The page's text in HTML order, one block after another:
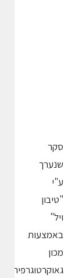
סקר
שנערך
ע"י
"טיבון
ויל"
באמצעות
מכון
גאוקרטוגרפיה